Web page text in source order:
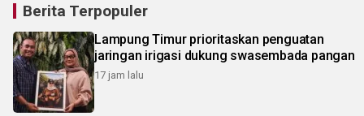
Berita Terpopuler
Lampung Timur prioritaskan penguatan
jaringan irigasi dukung swasembada pangan
17 jam lalu